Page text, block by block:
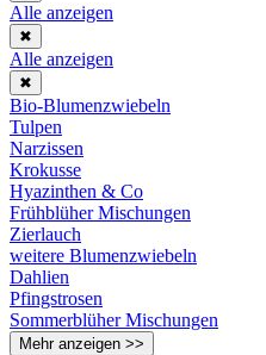
Alle anzeigen
✖
Alle anzeigen
✖
Bio-Blumenzwiebeln
Tulpen
Narzissen
Krokusse
Hyazinthen & Co
Frühblüher Mischungen
Zierlauch
weitere Blumenzwiebeln
Dahlien
Pfingstrosen
Sommerblüher Mischungen
Mehr anzeigen >>